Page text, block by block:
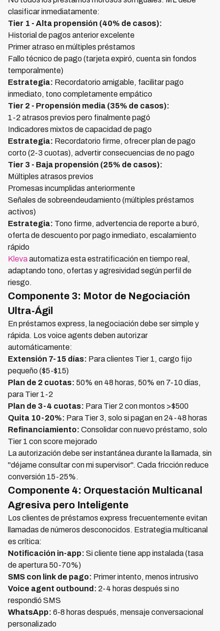
clasificar inmediatamente:
Tier 1 - Alta propensión (40% de casos):
Historial de pagos anterior excelente
Primer atraso en múltiples préstamos
Fallo técnico de pago (tarjeta expiró, cuenta sin fondos
temporalmente)
Estrategia: Recordatorio amigable, facilitar pago
inmediato, tono completamente empático
Tier 2 - Propensión media (35% de casos):
1-2 atrasos previos pero finalmente pagó
Indicadores mixtos de capacidad de pago
Estrategia: Recordatorio firme, ofrecer plan de pago
corto (2-3 cuotas), advertir consecuencias de no pago
Tier 3 - Baja propensión (25% de casos):
Múltiples atrasos previos
Promesas incumplidas anteriormente
Señales de sobreendeudamiento (múltiples préstamos
activos)
Estrategia: Tono firme, advertencia de reporte a buró,
oferta de descuento por pago inmediato, escalamiento
rápido
Klevaautomatiza esta estratificación en tiempo real,
adaptando tono, ofertas y agresividad según perfil de
riesgo.
Componente 3: Motor de Negociación
Ultra-Ágil
En préstamos express, la negociación debe ser simple y
rápida. Los voice agents deben autorizar
automáticamente:
Extensión 7-15 días: Para clientes Tier 1, cargo fijo
pequeño ($5-$15)
Plan de 2 cuotas: 50% en 48 horas, 50% en 7-10 días,
para Tier 1-2
Plan de 3-4 cuotas: Para Tier 2 con montos >$500
Quita 10-20%: Para Tier 3, solo si pagan en 24-48 horas
Refinanciamiento: Consolidar con nuevo préstamo, solo
Tier 1 con score mejorado
La autorización debe ser instantánea durante la llamada, sin
"déjame consultar con mi supervisor". Cada fricción reduce
conversión 15-25%.
Componente 4: Orquestación Multicanal
Agresiva pero Inteligente
Los clientes de préstamos express frecuentemente evitan
llamadas de números desconocidos. Estrategia multicanal
es crítica:
Notificación in-app: Si cliente tiene app instalada (tasa
de apertura 50-70%)
SMS con link de pago: Primer intento, menos intrusivo
Voice agent outbound: 2-4 horas después si no
respondió SMS
WhatsApp: 6-8 horas después, mensaje conversacional
personalizado